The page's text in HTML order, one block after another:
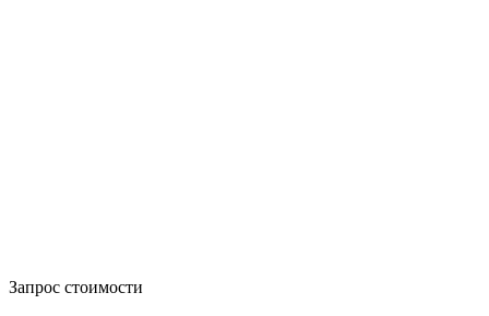
Запрос стоимости